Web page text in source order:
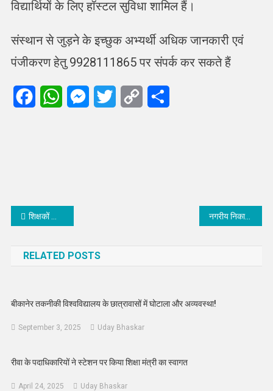
विद्यार्थियों के लिए हॉस्टल सुविधा शामिल हैं।
संस्थान से जुड़ने के इच्छुक अभ्यर्थी अधिक जानकारी एवं
पंजीकरण हेतु 9928111865 पर संपर्क कर सकते हैं
FacebookWhatsAppMessenger
Twitter
Copy
Post
शिक्षकों की समस्याओं को लेकर राष्ट्रीय शैक्षिक महासंघ ने उपखंड अधिकारी को सौंपा ज्ञापन नगरीय निकायों में बीकानेर नगर निगम बने रोल मॉडल- अरुण चतुर्वेदी
RELATED POSTS
बीकानेर तकनीकी विश्वविद्यालय के छात्रावासों में घोटाला और अव्यवस्था!
September 3, 2025 Uday Bhaskar
रीवा के पदाधिकारियों ने स्टेशन पर किया शिक्षा मंत्री का स्वागत
April 24, 2025 Uday Bhaskar